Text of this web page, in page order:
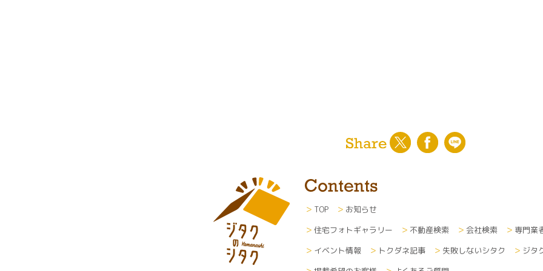
TOP
お知らせ
住宅フォトギャラリー
不動産検索 会社検索
専門業
イベント情報
トクダネ記事 失敗しないシタク
ジタ